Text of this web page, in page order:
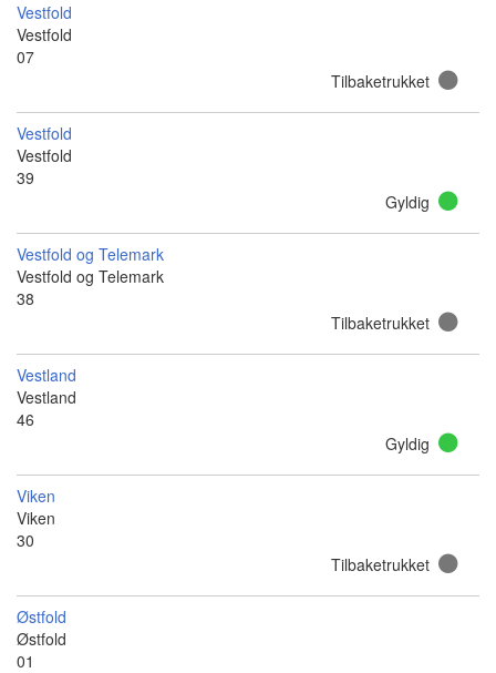
Vestfold
Vestfold
07
Tilbaketrukket
Vestfold
Vestfold
39
Gyldig
Vestfold og Telemark
Vestfold og Telemark
38
Tilbaketrukket
Vestland
Vestland
46
Gyldig
Viken
Viken
30
Tilbaketrukket
Østfold
Østfold
01